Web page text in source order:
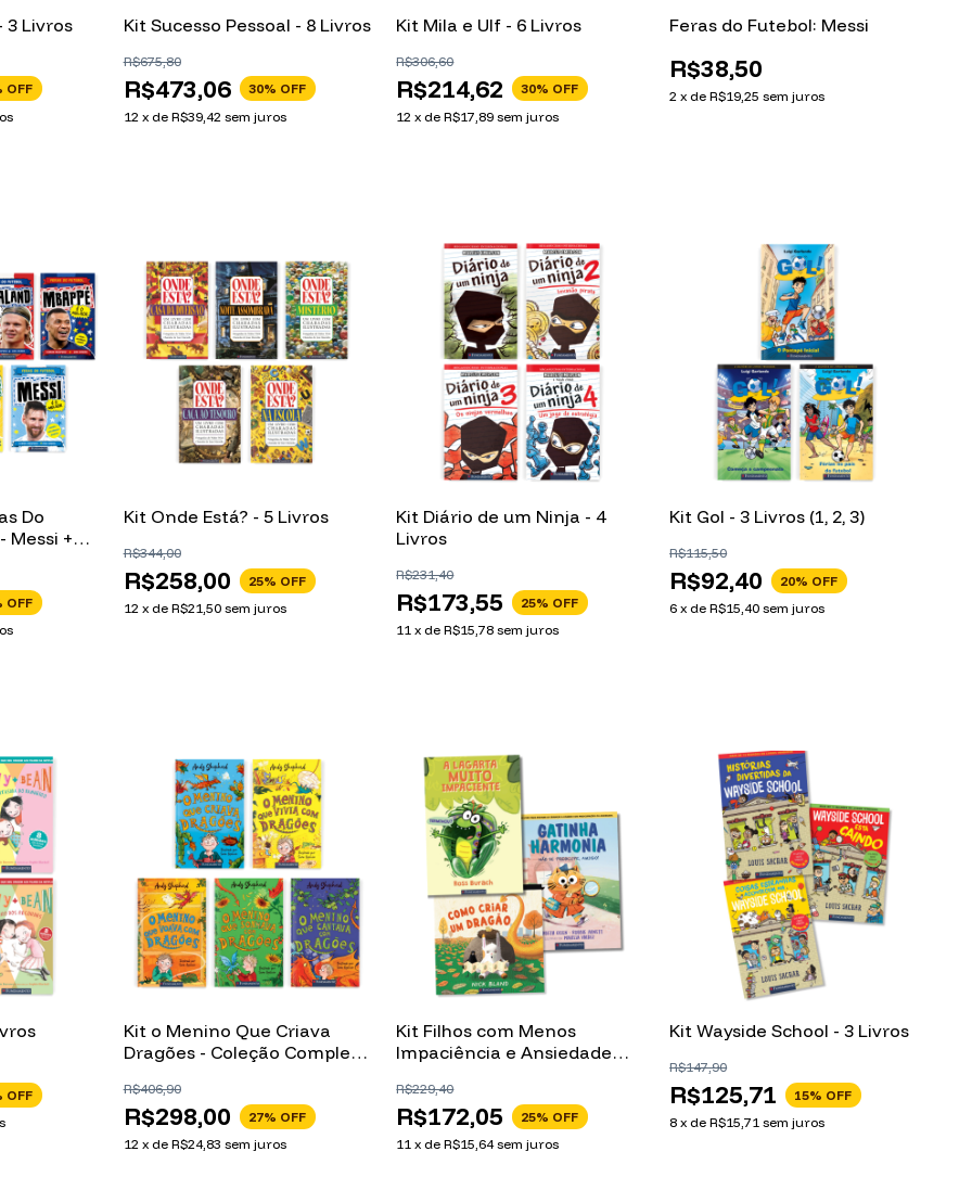
Livros
OFF
Kit Sucesso Pessoal - 8 Livros
R$473,06
R$675,80
30% OFF
12 x de R$39,42 sem juros
Kit Mila e Ulf - 6 Livros
R$214,62
R$306,60
30% OFF
12 xdeR$17,89 sem juros
Feras do Futebol: Messi
R$38,50
2 xdeR$19,25 sem juros
Do
Messi +
+
OFF
Kit Onde Está? - 5 Livros
R$258,00
R$344,00
25% OFF
12 x de R$21,50 sem juros
Kit Diário de um Ninja - 4
Livros
R$173,55
R$231,40
25% OFF
11 xdeR$15,78 sem juros
Kit Gol - 3 Livros (1, 2, 3)
R$92,40
R$115,50
20% OFF
6 xdeR$15,40 sem juros
OFF
Kit o Menino Que Criava
Dragões - Coleção Completa
R$298,00
R$406,90
27% OFF
12 x de R$24,83 sem juros
Kit Filhos com Menos
Impaciência e Ansiedade
R$172,05
R$229,40
25% OFF
11 xdeR$15,64 sem juros
Kit Wayside School - 3 Livros
R$125,71
R$147,90
15% OFF
8 xdeR$15,71 sem juros